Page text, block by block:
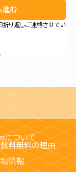
進む
折り返しご連絡させてい
について
料無料の理由
情報